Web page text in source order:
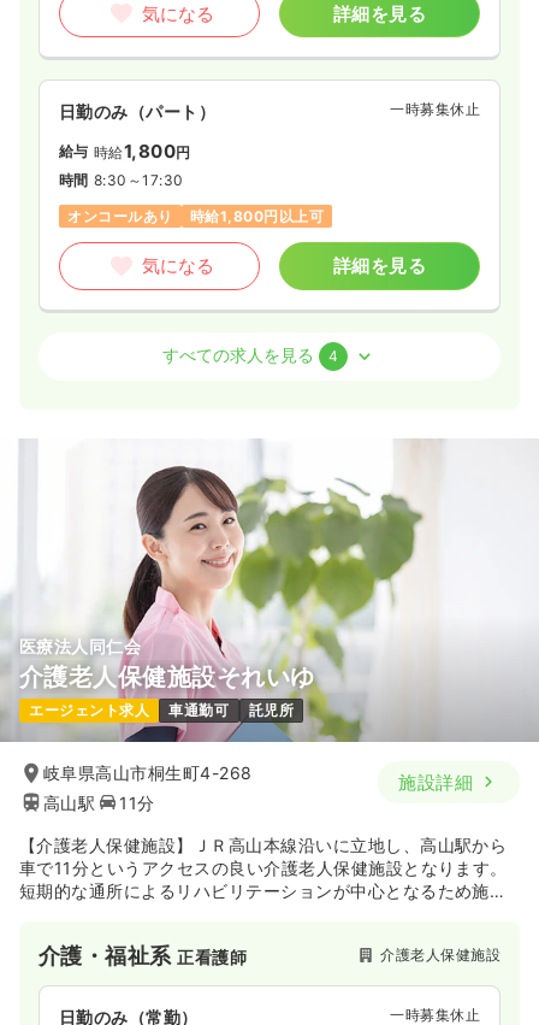
気になる 詳細を見る
日勤のみ（パート） 一時募集休止
給与 時給1,800円
時間 8:30～17:30
オンコールあり
時給1,800円以上可
気になる 詳細を見る
8:30～17:30
オンコールあり
月給40万円以上可
気になる 詳細を見る
日勤のみ（パート）
給与 時給1,500円
時間 8:30～17:30
オンコールあり
時給1,500円以上可
気になる 詳細を見る
日勤のみ（常勤）
給与 28.9 万円〜/月
すべての求人を見る 4
医療法人同仁会
介護老人保健施設それいゆ
エージェント求人 車通勤可 託児所
岐阜県高山市桐生町4-268
高山駅
11分
施設詳細
【介護老人保健施設】ＪＲ高山本線沿いに立地し、高山駅から
車で11分というアクセスの良い介護老人保健施設となります。
短期的な通所によるリハビリテーションが中心となるため施設
介護・福祉系正看護師 介護老人保健施設
日勤のみ（常勤） 一時募集休止